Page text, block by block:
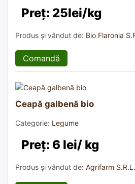
Preț: 25lei/kg
Produs și vândut de: Bio Flaronia
Comandă
Ceapă galbenă bio
Categorie: Legume
Preț: 6 lei/ kg
Produs și vândut de: Agrifarm S.R.L.